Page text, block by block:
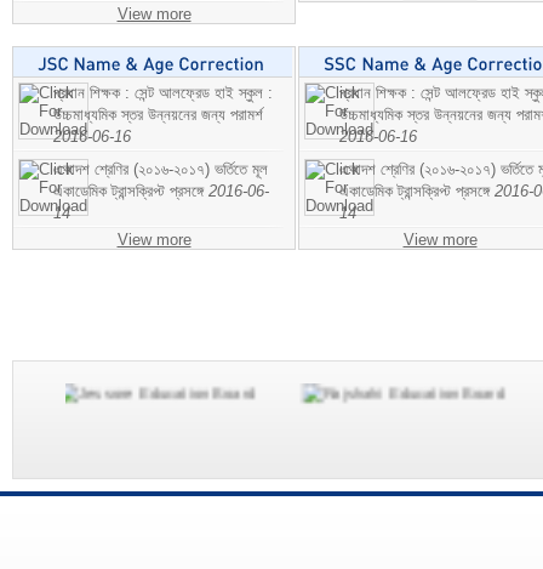
View more
প্রধান শিক্ষক : সেন্ট আলফ্রেড হাই স্কুল :
উচ্চমাধ্যমিক স্তর উন্নয়নের জন্য পরামর্শ
2016-06-16
একাদশ শ্রেণির (২০১৬-২০১৭) ভর্তিতে মূল
একাডেমিক ট্রান্সক্রিপ্ট প্রসঙ্গে 2016-06-
14
View more
প্রধান শিক্ষক : সেন্ট আলফ্রেড হাই
উচ্চমাধ্যমিক স্তর উন্নয়নের জন্য
2016-06-16
একাদশ শ্রেণির (২০১৬-২০১৭) ভর্তিতে
একাডেমিক ট্রান্সক্রিপ্ট প্রসঙ্গে 2016-
14
View more